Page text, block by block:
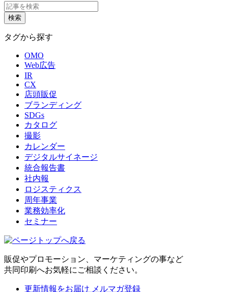
タグから探す
OMO
Web広告
IR
CX
店頭販促
ブランディング
SDGs
カタログ
撮影
カレンダー
デジタルサイネージ
統合報告書
社内報
ロジスティクス
周年事業
業務効率化
セミナー
販促やプロモーション、マーケティングの事など
共同印刷へお気軽にご相談ください。
更新情報をお届け メルマガ登録